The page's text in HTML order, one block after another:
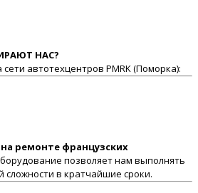
НАС?
автотехцентров PMRK (Поморка):
ремонте французских
позволяет нам выполнять
в кратчайшие сроки.